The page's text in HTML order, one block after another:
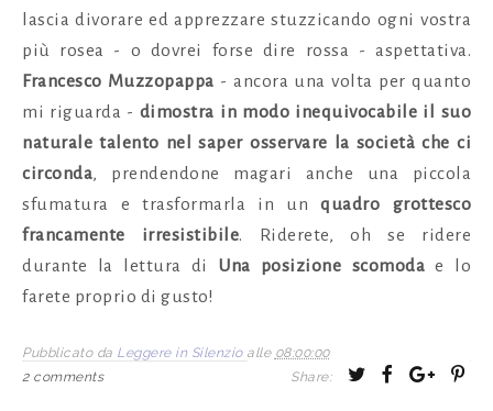
lascia divorare ed apprezzare stuzzicando ogni vostra
più rosea - o dovrei forse dire rossa - aspettativa.
Francesco Muzzopappa - ancora una volta per quanto
mi riguarda - dimostra in modo inequivocabile il suo
naturale talento nel saper osservare la società che ci
circonda, prendendone magari anche una piccola
sfumatura e trasformarla in unquadro grottesco
francamente irresistibile. Riderete, oh se ridere
durante la lettura di Una posizione scomoda e lo
farete proprio di gusto!
Pubblicato da Leggere in Silenzio alle 08:00:00
2 comments
Share:
T